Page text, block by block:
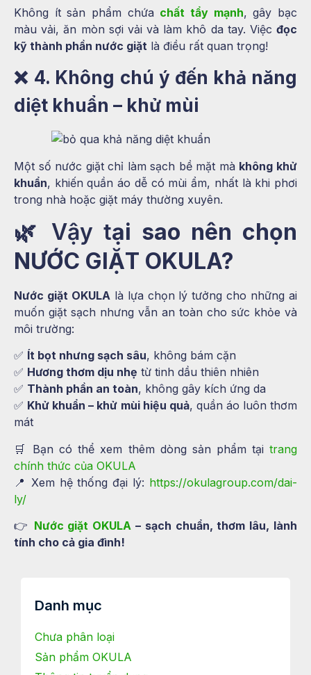
Không ít sản phẩm chứa chất tẩy mạnh, gây bạc
màu vải, ăn mòn sợi vải và làm khô da tay. Việc đọc
kỹ thành phần nước giặt là điều rất quan trọng!
❌ 4. Không chú ý đến khả năng
diệt khuẩn – khử mùi
Một số nước giặt chỉ làm sạch bề mặt mà không khử
khuẩn, khiến quần áo dễ có mùi ẩm, nhất là khi phơi
trong nhà hoặc giặt máy thường xuyên.
🌿 Vậy tại sao nên chọn
NƯỚC GIẶT OKULA?
Nước giặt OKULA là lựa chọn lý tưởng cho những ai
muốn giặt sạch nhưng vẫn an toàn cho sức khỏe và
môi trường:
✅ Ít bọt nhưng sạch sâu, không bám cặn
✅ Hương thơm dịu nhẹ từ tinh dầu thiên nhiên
✅ Thành phần an toàn, không gây kích ứng da
✅ Khử khuẩn – khử mùi hiệu quả, quần áo luôn thơm
mát
🛒 Bạn có thể xem thêm dòng sản phẩm tại trang
chính thức của OKULA
📍 Xem hệ thống đại lý: https://okulagroup.com/dai-
ly/
👉 Nước giặt OKULA – sạch chuẩn, thơm lâu, lành
tính cho cả gia đình!
Danh mục
Chưa phân loại
Sản phẩm OKULA